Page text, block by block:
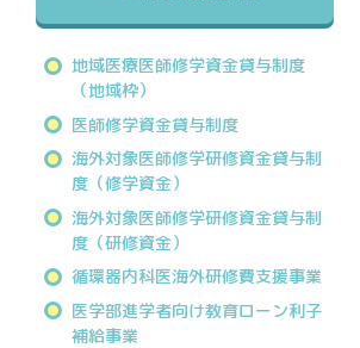
地域医療医師修学資金貸与制度
（地域枠）
医師修学資金貸与制度
海外対象医師修学研修資金貸与制
度（修学資金）
海外対象医師修学研修資金貸与制
度（研修資金）
循環器内科医海外研修費支援事業
医学部進学者向け教育ローン利子
補給事業